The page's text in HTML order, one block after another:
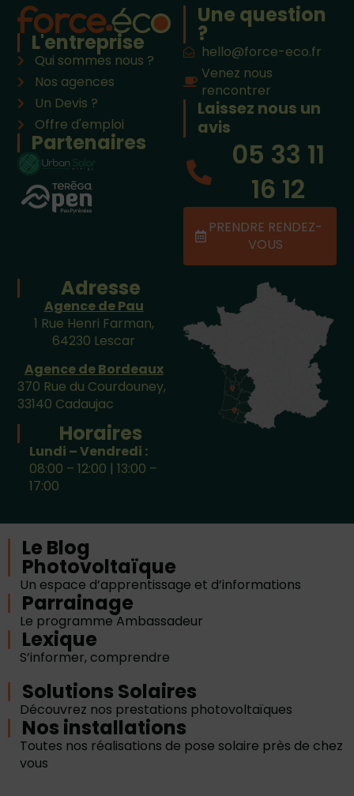
L'entreprise
Qui sommes nous ?
Nos agences
Un Devis ?
Offre d'emploi
Partenaires
Une question
?
hello@force-eco.fr
Venez nous
rencontrer
Laissez nous un
avis
05 33 11
16 12
PRENDRE RENDEZ-
VOUS
Adresse
Agence de Pau
1 Rue Henri Farman,
64230 Lescar
Agence de Bordeaux
370 Rue du Courdouney,
33140 Cadaujac
Horaires
Lundi – Vendredi :
08:00 – 12:00 | 13:00 –
17:00
Le Blog
Photovoltaïque
Un espace d’apprentissage et d’informations
Parrainage
Le programme Ambassadeur
Lexique
S’informer, comprendre
Solutions Solaires
Découvrez nos prestations photovoltaïques
Nos installations
Toutes nos réalisations de pose solaire près de chez
vous